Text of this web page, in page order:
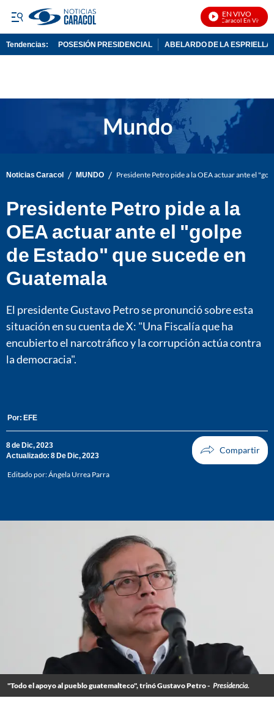
EN VIVO
Noticias Caracol En Vivo
Tendencias: POSESIÓN PRESIDENCIAL ABELARDO DE LA ESPRIELLA
Noticias Caracol / MUNDO / Presidente Petro pide a la OEA actuar ante el
Presidente Petro pide a la
OEA actuar ante el "golpe
de Estado" que sucede en
Guatemala
El presidente Gustavo Petro se pronunció sobre esta
situación en su cuenta de X: "Una Fiscalía que ha
encubierto el narcotráfico y la corrupción actúa contra
la democracia".
Por: EFE
8 de Dic, 2023
Actualizado: 8 De Dic, 2023
Editado por:Ángela Urrea Parra
"Todo el apoyo al pueblo guatemalteco", trinó Gustavo Petro - Presidencia.